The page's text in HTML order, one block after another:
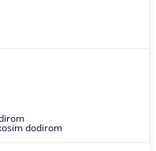
dodirom